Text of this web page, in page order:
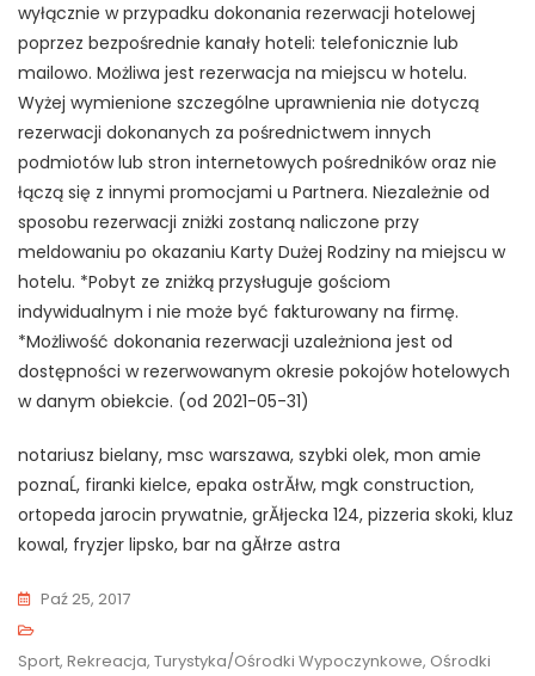
wyłącznie w przypadku dokonania rezerwacji hotelowej
poprzez bezpośrednie kanały hoteli: telefonicznie lub
mailowo. Możliwa jest rezerwacja na miejscu w hotelu.
Wyżej wymienione szczególne uprawnienia nie dotyczą
rezerwacji dokonanych za pośrednictwem innych
podmiotów lub stron internetowych pośredników oraz nie
łączą się z innymi promocjami u Partnera. Niezależnie od
sposobu rezerwacji zniżki zostaną naliczone przy
meldowaniu po okazaniu Karty Dużej Rodziny na miejscu w
hotelu. *Pobyt ze zniżką przysługuje gościom
indywidualnym i nie może być fakturowany na firmę.
*Możliwość dokonania rezerwacji uzależniona jest od
dostępności w rezerwowanym okresie pokojów hotelowych
w danym obiekcie. (od 2021-05-31)
notariusz bielany, msc warszawa, szybki olek, mon amie
poznaĹ, firanki kielce, epaka ostrĂłw, mgk construction,
ortopeda jarocin prywatnie, grĂłjecka 124, pizzeria skoki, kluz
kowal, fryzjer lipsko, bar na gĂłrze astra
Paź 25, 2017
Sport, Rekreacja, Turystyka/Ośrodki Wypoczynkowe, Ośrodki